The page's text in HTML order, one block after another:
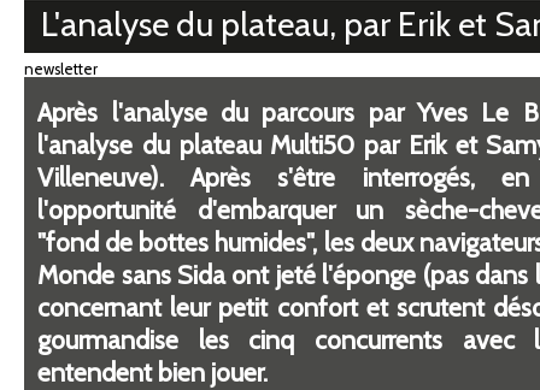
L'analyse du plateau, par Erik et
newsletter
Après l'analyse du parcours par Yves Le
l'analyse du plateau Multi50 par Erik et
Villeneuve). Après s'être interrogés,
l'opportunité d'embarquer un sèche-
"fond de bottes humides", les deux
Monde sans Sida ont jeté l'éponge (pas dans
concernant leur petit confort et scrutent
gourmandise les cinq concurrents avec
entendent bien jouer.